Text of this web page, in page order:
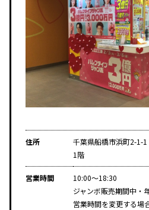
住所
千葉県船橋市浜町2-1-1
1階
営業時間
10:00～18:30
ジャンボ販売期間中・
営業時間を変更する場